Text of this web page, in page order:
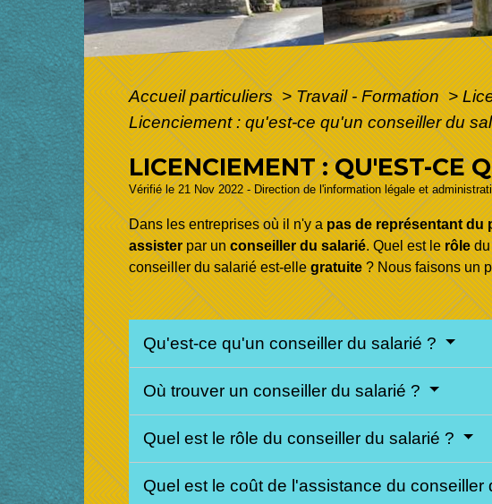
Accueil particuliers> Travail - Formation>
Licenciement : qu'est-ce qu'un conseiller du
LICENCIEMENT : QU'EST-CE
Vérifié le 21 Nov 2022 - Direction de l'information légale et
Dans les entreprises où il n'y apas de représentant du
assisterpar unconseiller du salarié. Quel est lerôledu
conseiller du salarié est-ellegratuite? Nous faisons un
Qu'est-ce qu'un conseiller du salarié ?
Où trouver un conseiller du salarié ?
Quel est le rôle du conseiller du salarié ?
Quel est le coût de l'assistance du conseiller